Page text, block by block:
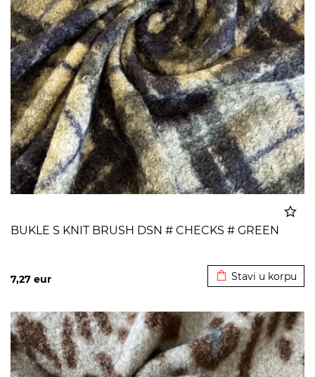
BUKLE S KNIT BRUSH DSN # CHECKS # GREEN
7,27 eur Stavi u korpu